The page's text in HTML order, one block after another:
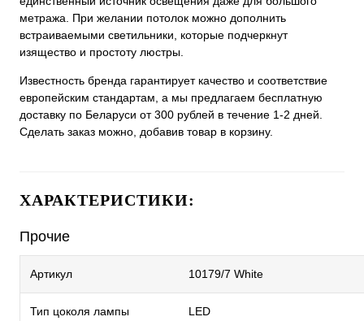
метража. При желании потолок можно дополнить
встраиваемыми светильники, которые подчеркнут
изящество и простоту люстры.
Известность бренда гарантирует качество и соответствие
европейским стандартам, а мы предлагаем бесплатную
доставку по Беларуси от 300 рублей в течение 1-2 дней.
Сделать заказ можно, добавив товар в корзину.
ХАРАКТЕРИСТИКИ:
Прочие
Артикул 10179/7 White
Тип цоколя лампы LED